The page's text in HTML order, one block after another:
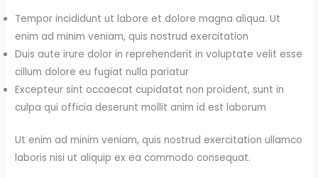
Tempor incididunt ut labore et dolore magna aliqua. Ut
enim ad minim veniam, quis nostrud exercitation
Duis aute irure dolor in reprehenderit in voluptate velit esse
cillum dolore eu fugiat nulla pariatur
Excepteur sint occaecat cupidatat non proident, sunt in
culpa qui officia deserunt mollit anim id est laborum
Ut enim ad minim veniam, quis nostrud exercitation ullamco
laboris nisi ut aliquip ex ea commodo consequat.